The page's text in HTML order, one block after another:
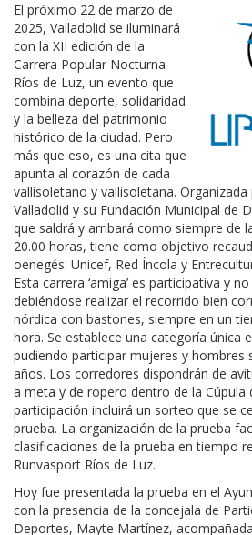
El próximo 22 de marzo de
2025, Valladolid se iluminará
con la XII edición de la
Carrera Popular Nocturna
Ríos de Luz, un evento que
combina deporte, solidaridad
y la belleza del patrimonio
histórico de la ciudad. Pero
más que eso, es una cita que
apunta al corazón de cada
vallisoletano y vallisoletana.
Valladolid y su Fundación Municipal de
que saldrá y arribará como siempre de
20.00 horas, tiene como objetivo
oenegés: Unicef, Red Íncola y
Esta carrera ‘amiga’ es participativa y
debiéndose realizar el recorrido bien
nórdica con bastones, siempre en un
hora. Se establece una categoría única
pudiendo participar mujeres y hombres
años. Los corredores dispondrán de
a meta y de ropero dentro de la Cúpula
participación incluirá un sorteo que se
prueba. La organización de la prueba
clasificaciones de la prueba en tiempo
Runvasport Ríos de Luz.
Hoy fue presentada la prueba en el
con la presencia de la concejala de
Deportes, Mayte Martínez,